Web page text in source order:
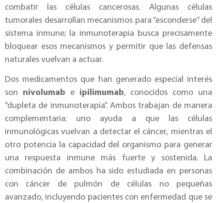
combatir las células cancerosas. Algunas células
tumorales desarrollan mecanismos para “esconderse” del
sistema inmune; la inmunoterapia busca precisamente
bloquear esos mecanismos y permitir que las defensas
naturales vuelvan a actuar.
Dos medicamentos que han generado especial interés
son nivolumab e ipilimumab, conocidos como una
“dupleta de inmunoterapia”. Ambos trabajan de manera
complementaria: uno ayuda a que las células
inmunológicas vuelvan a detectar el cáncer, mientras el
otro potencia la capacidad del organismo para generar
una respuesta inmune más fuerte y sostenida. La
combinación de ambos ha sido estudiada en personas
con cáncer de pulmón de células no pequeñas
avanzado, incluyendo pacientes con enfermedad que se